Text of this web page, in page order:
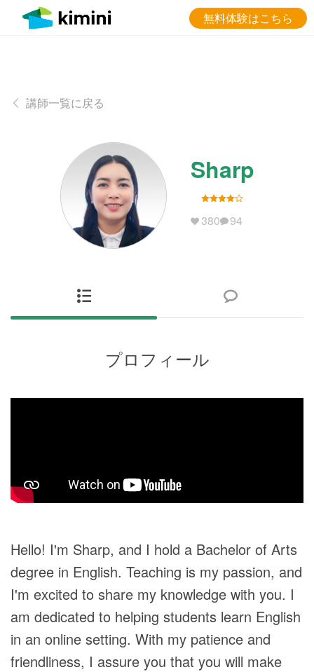
無料体験はこちら
講師一覧に戻る
Sharp
380 94
プロフィール
Hello! I'm Sharp, and I hold a Bachelor of Arts
degree in English. Teaching is my passion, and
I'm excited to share my knowledge with you. I
am dedicated to helping students learn English
in an online setting. With my patience and
friendliness, I assure you that you will make